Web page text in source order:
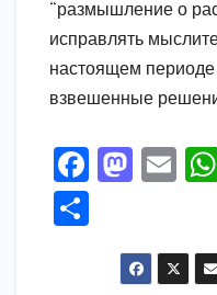
“размышление о
исправлять
настоящем периоде
взвешенные
F
M
t
E
l
ar